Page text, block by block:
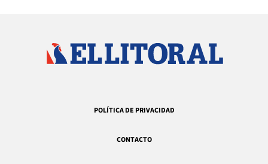
POLÍTICA DE PRIVACIDAD
CONTACTO